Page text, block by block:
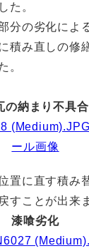
た。
分の劣化によ
積み直しの修
。
の納まり不具合
置に直す積み
すことが出来
漆喰劣化